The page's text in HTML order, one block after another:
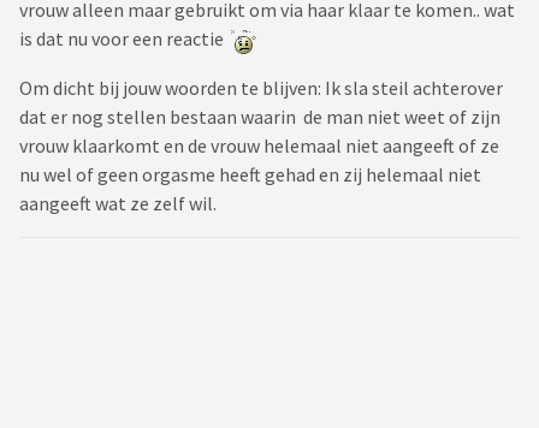
vrouw alleen maar gebruikt om via haar klaar te komen.. wat
is dat nu voor een reactie
Om dicht bij jouw woorden te blijven: Ik sla steil achterover
dat er nog stellen bestaan waarin de man niet weet of zijn
vrouw klaarkomt en de vrouw helemaal niet aangeeft of ze
nu wel of geen orgasme heeft gehad en zij helemaal niet
aangeeft wat ze zelf wil.